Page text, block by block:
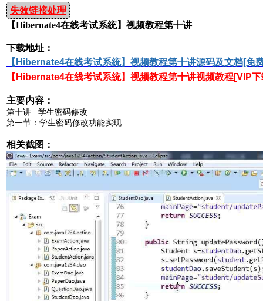
失效链接处理
【Hibernate4在线考试系统】视频教程第十讲
下载地址：
【 Hibernate4在线考试系统】视频教程第十讲源码及文档[免
【 Hibernate4在线考试系统】视频教程第十讲视频教程[VIP
主要内容：
第十讲 学生密码修改
第一节：学生密码修改功能实现
相关截图：